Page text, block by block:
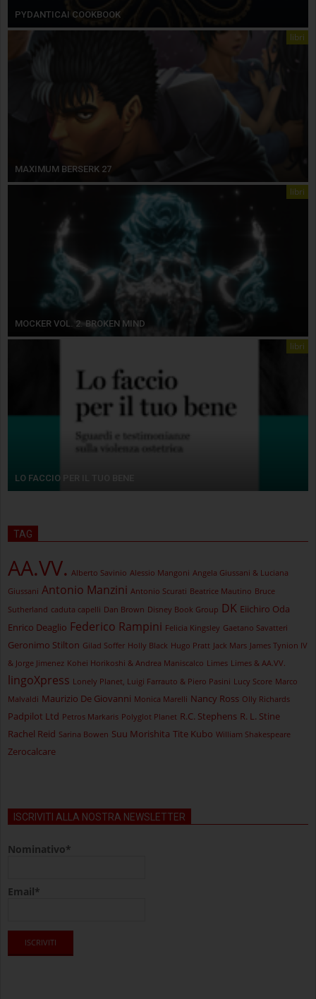
PYDANTICAI COOKBOOK
libri
MAXIMUM BERSERK 27
libri
MOCKER VOL. 2. BROKEN MIND
libri
LO FACCIO PER IL TUO BENE
TAG
AA.VV. Alberto Savinio Alessio Mangoni Angela Giussani & Luciana
Giussani Antonio Manzini Antonio Scurati Beatrice Mautino Bruce
Sutherland caduta capelli Dan Brown Disney Book Group DK Eiichiro Oda
Enrico Deaglio Federico Rampini Felicia Kingsley Gaetano Savatteri
Geronimo Stilton Gilad Soffer Holly Black Hugo Pratt Jack Mars James Tynion IV
& Jorge Jimenez Kohei Horikoshi & Andrea Maniscalco Limes Limes & AA.VV.
lingoXpress Lonely Planet, Luigi Farrauto & Piero Pasini Lucy Score Marco
Malvaldi Maurizio De Giovanni Monica Marelli Nancy Ross Olly Richards
Padpilot Ltd Petros Markaris Polyglot Planet R.C. Stephens R. L. Stine
Rachel Reid Sarina Bowen Suu Morishita Tite Kubo William Shakespeare
Zerocalcare
ISCRIVITI ALLA NOSTRA NEWSLETTER
Nominativo*
Email*